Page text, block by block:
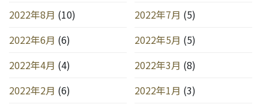
2022年8月 (10) 2022年7月 (5)
2022年6月 (6) 2022年5月 (5)
2022年4月 (4) 2022年3月 (8)
2022年2月 (6) 2022年1月 (3)